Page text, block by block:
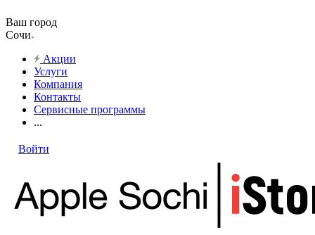
Ваш город
Сочи
Акции
Услуги
Компания
Контакты
Сервисные программы
...
Войти